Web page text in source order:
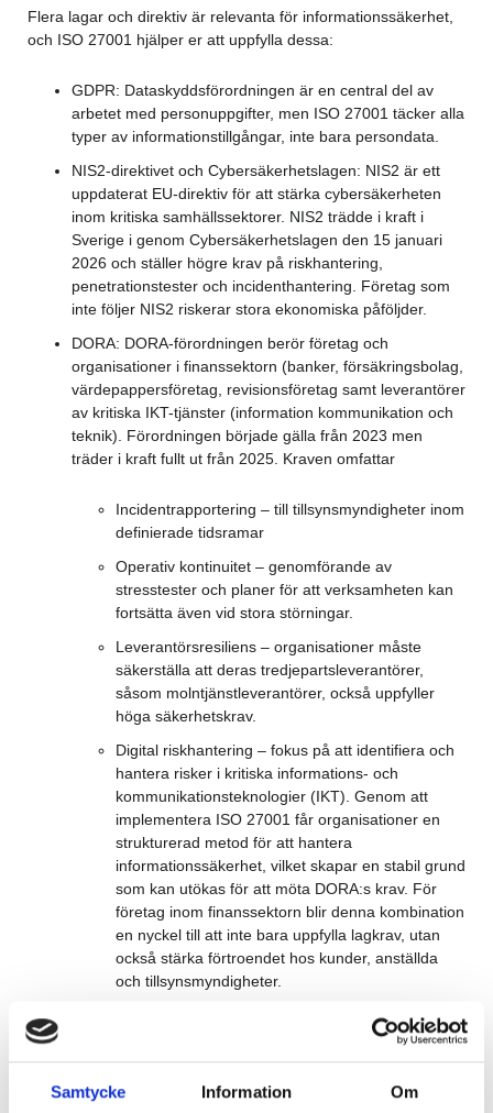
Samtycke Information Om
Flera lagar och direktiv är relevanta för informationssäkerhet,
och ISO 27001 hjälper er att uppfylla dessa:
GDPR: Dataskyddsförordningen är en central del av
arbetet med personuppgifter, men ISO 27001 täcker alla
typer av informationstillgångar, inte bara persondata.
NIS2-direktivet och Cybersäkerhetslagen: NIS2 är ett
uppdaterat EU-direktiv för att stärka cybersäkerheten
inom kritiska samhällssektorer. NIS2 trädde i kraft i
Sverige i genom Cybersäkerhetslagen den 15 januari
2026 och ställer högre krav på riskhantering,
penetrationstester och incidenthantering. Företag som
inte följer NIS2 riskerar stora ekonomiska påföljder.
DORA: DORA-förordningen berör företag och
organisationer i finanssektorn (banker, försäkringsbolag,
värdepappersföretag, revisionsföretag samt leverantörer
av kritiska IKT-tjänster (information kommunikation och
teknik). Förordningen började gälla från 2023 men
träder i kraft fullt ut från 2025. Kraven omfattar
Incidentrapportering – till tillsynsmyndigheter inom
definierade tidsramar
Operativ kontinuitet – genomförande av
stresstester och planer för att verksamheten kan
fortsätta även vid stora störningar.
Leverantörsresiliens – organisationer måste
säkerställa att deras tredjepartsleverantörer,
såsom molntjänstleverantörer, också uppfyller
höga säkerhetskrav.
Digital riskhantering – fokus på att identifiera och
hantera risker i kritiska informations- och
kommunikationsteknologier (IKT). Genom att
implementera ISO 27001 får organisationer en
strukturerad metod för att hantera
informationssäkerhet, vilket skapar en stabil grund
som kan utökas för att möta DORA:s krav. För
företag inom finanssektorn blir denna kombination
en nyckel till att inte bara uppfylla lagkrav, utan
också stärka förtroendet hos kunder, anställda
och tillsynsmyndigheter.
ISO 27001 och NIS2 – Vad är skillnaden?
Medan ISO 27001 är tillämpbar på alla organisationer oavsett
storlek eller bransch, är NIS2 specifikt inriktat på samhällsviktig